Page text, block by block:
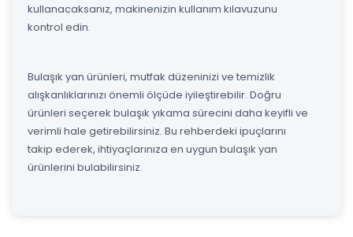
kullanacaksanız, makinenizin kullanım kılavuzunu
kontrol edin.
Bulaşık yan ürünleri, mutfak düzeninizi ve temizlik
alışkanlıklarınızı önemli ölçüde iyileştirebilir. Doğru
ürünleri seçerek bulaşık yıkama sürecini daha keyifli ve
verimli hale getirebilirsiniz. Bu rehberdeki ipuçlarını
takip ederek, ihtiyaçlarınıza en uygun bulaşık yan
ürünlerini bulabilirsiniz.